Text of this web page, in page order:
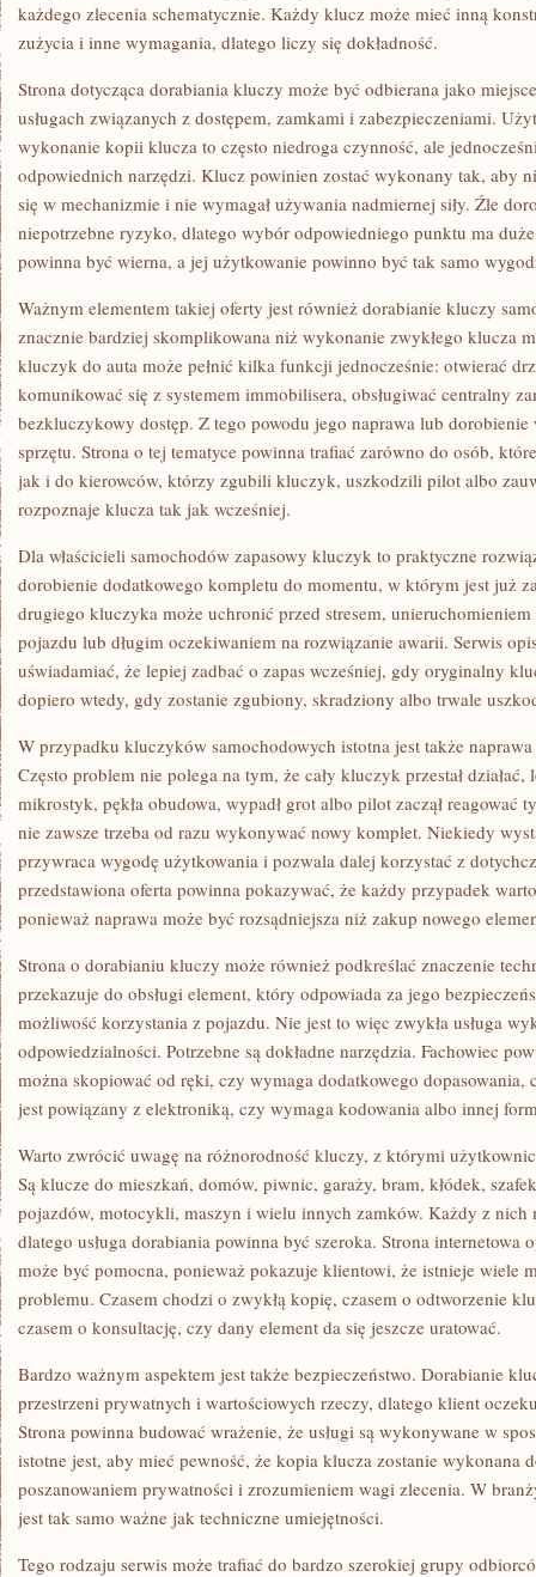
każdego zlecenia schematycznie. Każdy klucz może mieć inną
zużycia i inne wymagania, dlatego liczy się dokładność.
Strona dotycząca dorabiania kluczy może być odbierana jako
usługach związanych z dostępem, zamkami i zabezpieczeniami.
wykonanie kopii klucza to często niedroga czynność, ale
odpowiednich narzędzi. Klucz powinien zostać wykonany tak, aby
się w mechanizmie i nie wymagał używania nadmiernej siły. Źle
niepotrzebne ryzyko, dlatego wybór odpowiedniego punktu ma
powinna być wierna, a jej użytkowanie powinno być tak samo
Ważnym elementem takiej oferty jest również dorabianie kluczy
znacznie bardziej skomplikowana niż wykonanie zwykłego klucza
kluczyk do auta może pełnić kilka funkcji jednocześnie: otwierać
komunikować się z systemem immobilisera, obsługiwać centralny
bezkluczykowy dostęp. Z tego powodu jego naprawa lub dorobienie
sprzętu. Strona o tej tematyce powinna trafiać zarówno do osób,
jak i do kierowców, którzy zgubili kluczyk, uszkodzili pilot albo
rozpoznaje klucza tak jak wcześniej.
Dla właścicieli samochodów zapasowy kluczyk to praktyczne
dorobienie dodatkowego kompletu do momentu, w którym jest już
drugiego kluczyka może uchronić przed stresem,
pojazdu lub długim oczekiwaniem na rozwiązanie awarii. Serwis
uświadamiać, że lepiej zadbać o zapas wcześniej, gdy oryginalny
dopiero wtedy, gdy zostanie zgubiony, skradziony albo trwale
W przypadku kluczyków samochodowych istotna jest także
Często problem nie polega na tym, że cały kluczyk przestał działać,
mikrostyk, pękła obudowa, wypadł grot albo pilot zaczął reagować
nie zawsze trzeba od razu wykonywać nowy komplet. Niekiedy
przywraca wygodę użytkowania i pozwala dalej korzystać z
przedstawiona oferta powinna pokazywać, że każdy przypadek
ponieważ naprawa może być rozsądniejsza niż zakup nowego
Strona o dorabianiu kluczy może również podkreślać znaczenie
przekazuje do obsługi element, który odpowiada za jego
możliwość korzystania z pojazdu. Nie jest to więc zwykła usługa
odpowiedzialności. Potrzebne są dokładne narzędzia. Fachowiec
można skopiować od ręki, czy wymaga dodatkowego dopasowania,
jest powiązany z elektroniką, czy wymaga kodowania albo innej
Warto zwrócić uwagę na różnorodność kluczy, z którymi
Są klucze do mieszkań, domów, piwnic, garaży, bram, kłódek,
pojazdów, motocykli, maszyn i wielu innych zamków. Każdy z nich
dlatego usługa dorabiania powinna być szeroka. Strona internetowa
może być pomocna, ponieważ pokazuje klientowi, że istnieje wiele
problemu. Czasem chodzi o zwykłą kopię, czasem o odtworzenie
czasem o konsultację, czy dany element da się jeszcze uratować.
Bardzo ważnym aspektem jest także bezpieczeństwo. Dorabianie
przestrzeni prywatnych i wartościowych rzeczy, dlatego klient
Strona powinna budować wrażenie, że usługi są wykonywane w
istotne jest, aby mieć pewność, że kopia klucza zostanie wykonana
poszanowaniem prywatności i zrozumieniem wagi zlecenia. W
jest tak samo ważne jak techniczne umiejętności.
Tego rodzaju serwis może trafiać do bardzo szerokiej grupy